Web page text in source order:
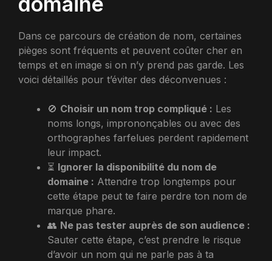
Dans ce parcours de création de nom, certaines
pièges sont fréquents et peuvent coûter cher en
temps et en image si on n’y prend pas garde. Les
voici détaillés pour t’éviter des déconvenues :
🚫 Choisir un nom trop compliqué : Les
noms longs, imprononçables ou avec des
orthographes farfelues perdent rapidement
leur impact.
⏳ Ignorer la disponibilité du nom de
domaine : Attendre trop longtemps pour
cette étape peut te faire perdre ton nom de
marque phare.
👥 Ne pas tester auprès de son audience :
Sauter cette étape, c’est prendre le risque
d’avoir un nom qui ne parle pas à ta